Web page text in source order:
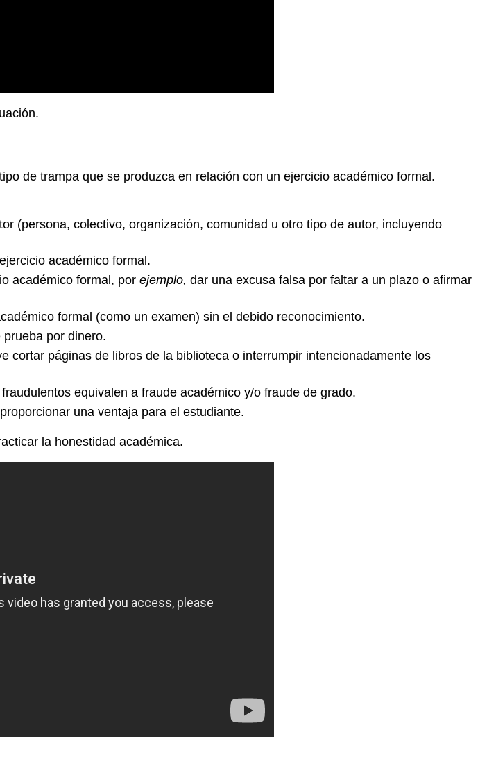
de trampa que se produzca en relación con un ejercicio académico formal.
(persona, colectivo, organización, comunidad u otro tipo de autor, incluyendo
académico formal.
académico formal, por ejemplo, dar una excusa falsa por faltar a un plazo o afirmar
formal (como un examen) sin el debido reconocimiento.
por dinero.
cortar páginas de libros de la biblioteca o interrumpir intencionadamente los
equivalen a fraude académico y/o fraude de grado.
una ventaja para el estudiante.
la honestidad académica.